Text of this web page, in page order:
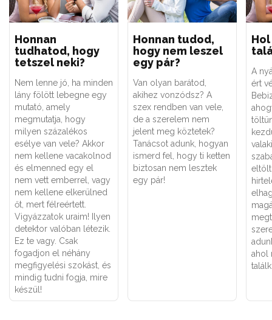
Honnan
tudhatod, hogy
tetszel neki?
Nem lenne jó, ha minden
lány fölött lebegne egy
mutató, amely
megmutatja, hogy
milyen százalékos
esélye van vele? Akkor
nem kellene vacakolnod
és elmenned egy el
nem vett emberrel, vagy
nem kellene elkerülned
őt, mert félreértett.
Vigyázzatok uraim! Ilyen
detektor valóban létezik.
Ez te vagy. Csak
fogadjon el néhány
megfigyelési szokást, és
mindig tudni fogja, mire
készül!
Honnan tudod,
hogy nem leszel
egy pár?
Van olyan barátod,
akihez vonzódsz? A
szex rendben van vele,
de a szerelem nem
jelent meg köztetek?
Tanácsot adunk, hogyan
ismerd fel, hogy ti ketten
biztosan nem lesztek
egy pár!
A
ért
ahol